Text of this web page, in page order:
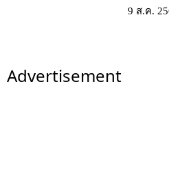
9 ส.ค.
Advertisement